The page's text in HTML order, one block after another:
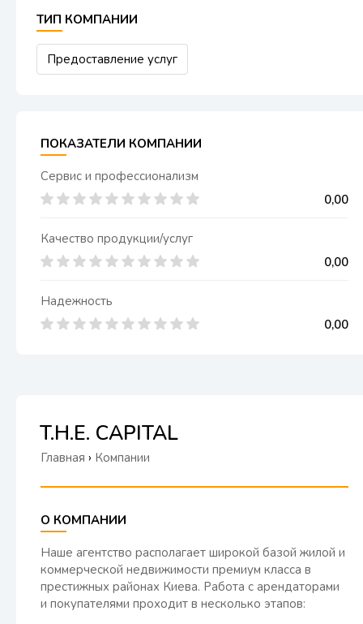
ТИП КОМПАНИИ
Предоставление услуг
ПОКАЗАТЕЛИ КОМПАНИИ
Сервис и профессионализм
0,00
Качество продукции/услуг
0,00
Надежность
0,00
T.H.E. CAPITAL
Главная › Компании
О КОМПАНИИ
Наше агентство располагает широкой базой жилой и
коммерческой недвижимости премиум класса в
престижных районах Киева. Работа с арендаторами
и покупателями проходит в несколько этапов: